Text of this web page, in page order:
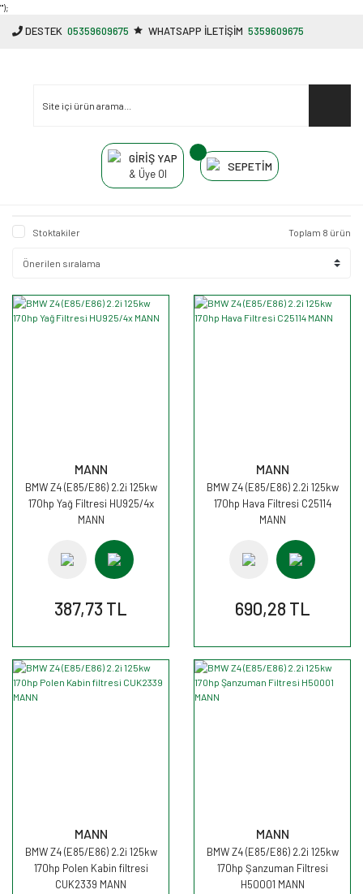
"');
DESTEK 05359609675 WHATSAPP İLETİŞİM 5359609675
GİRİŞ YAP
& Üye Ol
SEPETİM
Stoktakiler Toplam 8 ürün
MANN
BMW Z4 (E85/E86) 2.2i 125kw
170hp Yağ Filtresi HU925/4x
MANN
387,73 TL
MANN
BMW Z4 (E85/E86) 2.2i 125kw
170hp Hava Filtresi C25114
MANN
690,28 TL
MANN
BMW Z4 (E85/E86) 2.2i 125kw
170hp Polen Kabin filtresi
CUK2339 MANN
MANN
BMW Z4 (E85/E86) 2.2i 125kw
170hp Şanzuman Filtresi
H50001 MANN